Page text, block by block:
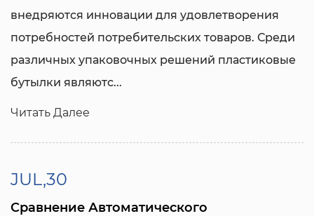
внедряются инновации для удовлетворения
потребностей потребительских товаров. Среди
различных упаковочных решений пластиковые
бутылки являютс...
Читать Далее
JUL,30
Сравнение Автоматического